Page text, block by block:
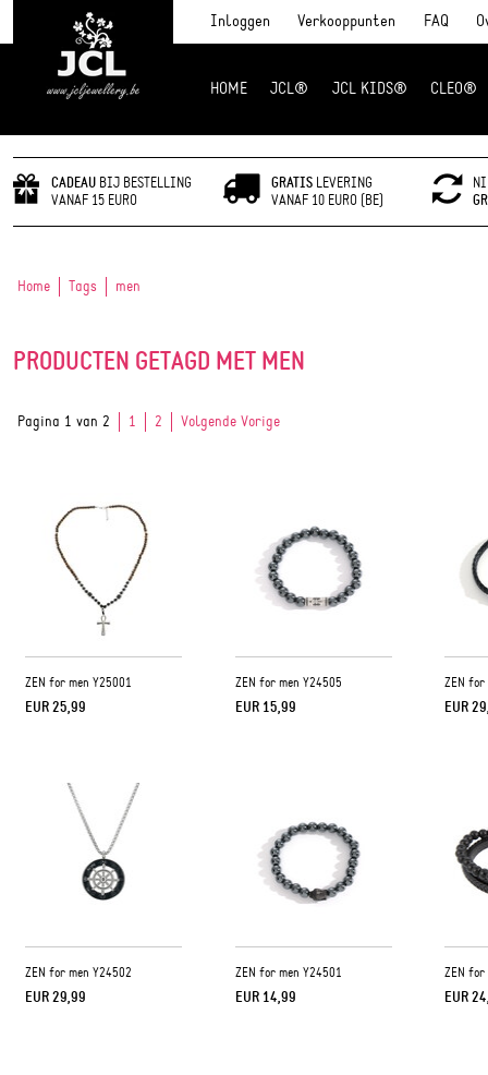
Inloggen Verkooppunten FAQ
HOME JCL® JCL KIDS® CLEO®
CADEAU BIJ BESTELLING
VANAF 15 EURO
GRATISLEVERING
VANAF 10 EURO (BE)
Home Tags men
PRODUCTEN GETAGD MET MEN
Pagina 1 van 2 1 2 Volgende Vorige
ZEN for men Y25001
EUR 25,99
ZEN for men Y24505
EUR 15,99
ZEN for
EUR
ZEN for men Y24502
EUR 29,99
ZEN for men Y24501
EUR 14,99
ZEN for
EUR